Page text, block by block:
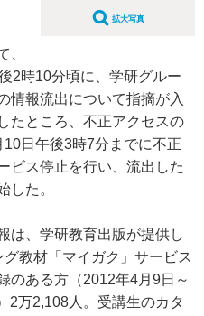
拡大写真
、
2時10分頃に、学研グルー
情報流出について指摘が入
たところ、不正アクセスの
日午後3時7分までに不正
ビス停止を行い、流出した
した。
は、学研教育出版が提供し
教材「マイガク」サービス
のある方（2012年4月9日～
2万2,108人。受講生のカタ